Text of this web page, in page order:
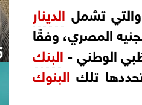
والتي تشمل الدينار
المصري، وفقًا
الوطني -البنك
تلك البنوك